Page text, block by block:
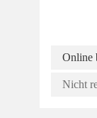
Online
Nicht